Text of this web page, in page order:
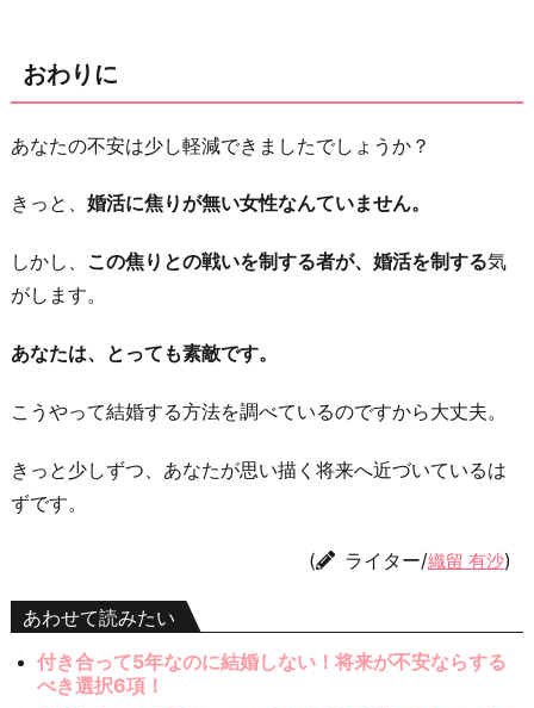
おわりに
あなたの不安は少し軽減できましたでしょうか？
きっと、 婚活に焦りが無い女性なんていません。
しかし、 この焦りとの戦いを制する者が、婚活を制する気
がします。
あなたは、とっても素敵です。
こうやって結婚する方法を調べているのですから大丈夫。
きっと少しずつ、あなたが思い描く将来へ近づいているは
ずです。
( ライター/織留 有沙)
あわせて読みたい
付き合って5年なのに結婚しない！将来が不安ならする
べき選択6項！